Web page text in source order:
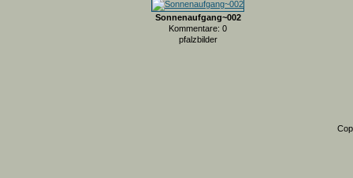
Sonnenaufgang~002
Kommentare: 0
pfalzbilder